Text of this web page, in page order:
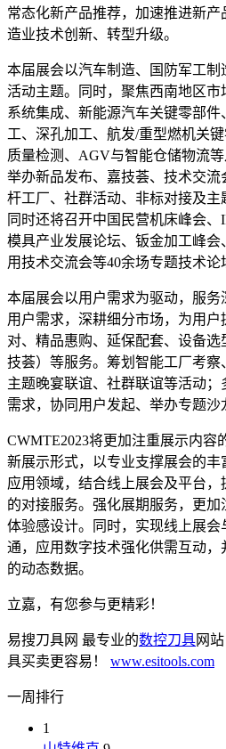
常态化新产品推荐，加速推进新产
造业技术创新、转型升级。
本届展会以汽车制造、国防军工制
活动主题。同时，聚焦西南地区
系统集成、新能源汽车关键零部
工、深孔加工、航发/重型燃机关
质量检测、AGV与智能仓储物流
举办新品发布、嘉技荟、技术交
杆工厂、社群活动、非标对接及主
同时还将召开中国民营机床峰会、
模具产业发展论坛、钣金加工峰
用技术交流会等40余场专题技术论
本届展会以用户需求为驱动，服
用户需求，深耕细分市场，为用
对、精品惠购、延保配套、设备
技荟）等服务。筹划智能工厂考察
主题晚宴联谊、社群联谊等活动
需求，协同用户发起、举办专题沙
CWMTE2023将更加注重展示内容
新展示形式，以专业支撑展会的
应用领域，结合线上展会及平台
的对接服务。强化展期服务，更
体验感设计。同时，实现线上展
通，应用数字技术强化供需互动
的动态数据。
立嘉，有您参与更精彩！
易搜刀具网 最专业的数控刀具网
具买卖更容易！ www.esitools.com
一周排行
1